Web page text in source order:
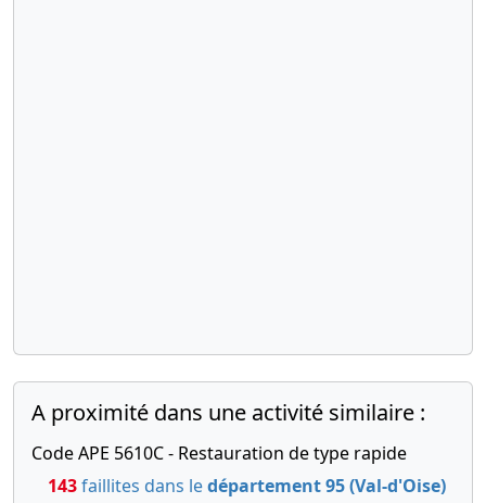
A proximité dans une activité similaire :
Code APE 5610C - Restauration de type rapide
143faillites dans ledépartement 95 (Val-d'Oise)